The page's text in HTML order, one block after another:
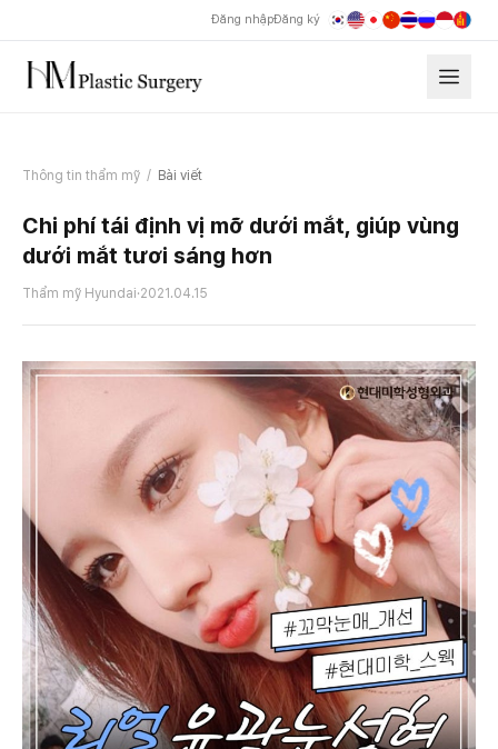
Đăng nhậpĐăng ký
Thông tin thẩm mỹ / Bài viết
Chi phí tái định vị mỡ dưới mắt, giúp vùng
dưới mắt tươi sáng hơn
Thẩm mỹ Hyundai·2021.04.15